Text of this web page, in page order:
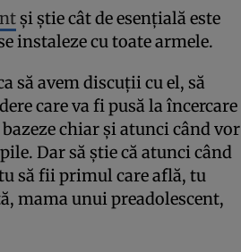
şi ştie cât de esenţială este
instaleze cu toate armele.
să avem discuţii cu el, să
care va fi pusă la încercare
chiar şi atunci când vor
Dar să ştie că atunci când
să fii primul care află, tu
mama unui preadolescent,